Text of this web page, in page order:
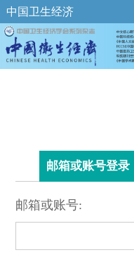
中国卫生经济
邮箱或账号登录
邮箱或账号: